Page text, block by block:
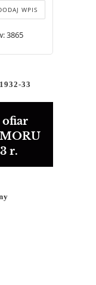
Владики
Ющака
WPIS
3865
33
ofiar
r.